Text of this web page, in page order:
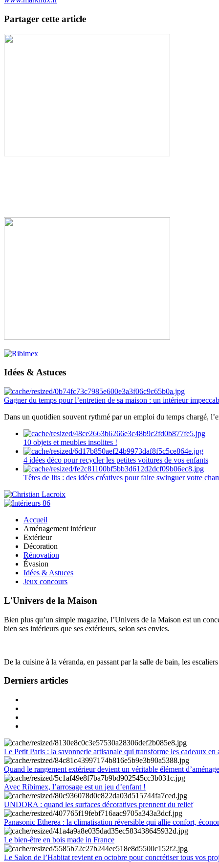
Partager cette article
Idées & Astuces
Gagner du temps pour l’entretien de sa maison : un intérieur
Dans un quotidien souvent rythmé par un emploi du temps chargé,
10 objets et meubles insolites !
4 idées déco pour recycler les petites voitures de vos enfants
Têtes de lits : des idées créatives pour faire swinguer votre
Accueil
Aménagement intérieur
Extérieur
Décoration
Rénovation
Évasion
Idées & Astuces
Jeux concours
L'Univers de la Maison
Bien plus qu’un simple magazine, l’Univers de la Maison est un
bien ses intérieurs que ses extérieurs, selon ses envies.
De la cuisine à la véranda, en passant par la salle de bain, les
Derniers articles
Le Petit Paris : la savonnerie artisanale qui transforme les cadeaux en
Quand le rangement extérieur devient un véritable élément
Avec Ribimex, l’arrosage est un jeu d’enfant !
UNDORA : quand les surfaces décoratives prennent du relief
Panasonic Etherea : la climatisation réversible qui allie confort,
Le bien-être en bois made in France
Le Salon de l’Habitat revient en octobre pour concrétiser tous vos